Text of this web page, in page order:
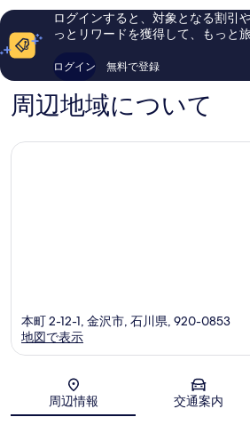
岡
し
口
コ
1,002
件
の
口
ログインすると、対象となる割引
っとリワードを獲得して、もっと
ログイン 無料で登録
周辺地域について
地図
本町 2-12-1, 金沢市, 石川県, 920-0853
地図で表示
周辺情報 交通案内